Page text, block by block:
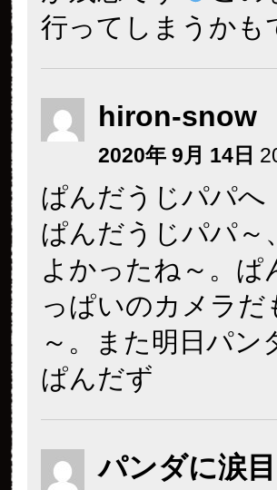
行ってしまうかも
hiron-snow
2020年 9月 14日
ぱんだうじパパへ
ぱんだうじパパ～
よかったね～。ぱ
っぱいのカメラ
～。また明日パン
ぱんだず
パンダに涙目